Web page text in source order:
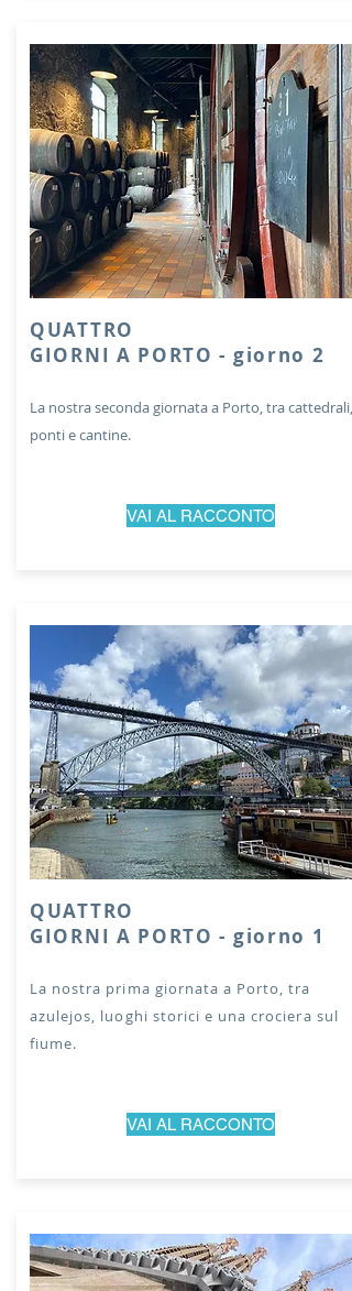
QUATTRO
GIORNI A PORTO - giorno 2
La nostra seconda giornata a Porto, tra cattedrali,
ponti e cantine.
VAI AL RACCONTO
QUATTRO
GIORNI A PORTO - giorno 1
La nostra prima giornata a Porto, tra
azulejos, luoghi storici e una crociera sul
fiume.
VAI AL RACCONTO